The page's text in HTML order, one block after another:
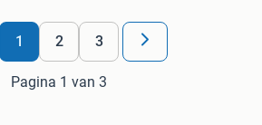
1 2 3
Pagina 1 van 3